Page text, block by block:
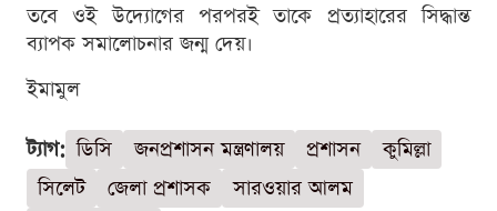
তবে ওই উদ্যোগের পরপরই তাকে প্রত্যাহারের সিদ্ধান্ত
ব্যাপক সমালোচনার জন্ম দেয়।
ইমামুল
ট্যাগ: ডিসি জনপ্রশাসন মন্ত্রণালয় প্রশাসন
কুমিল্লা
সিলেট
জেলা প্রশাসক
সারওয়ার আলম